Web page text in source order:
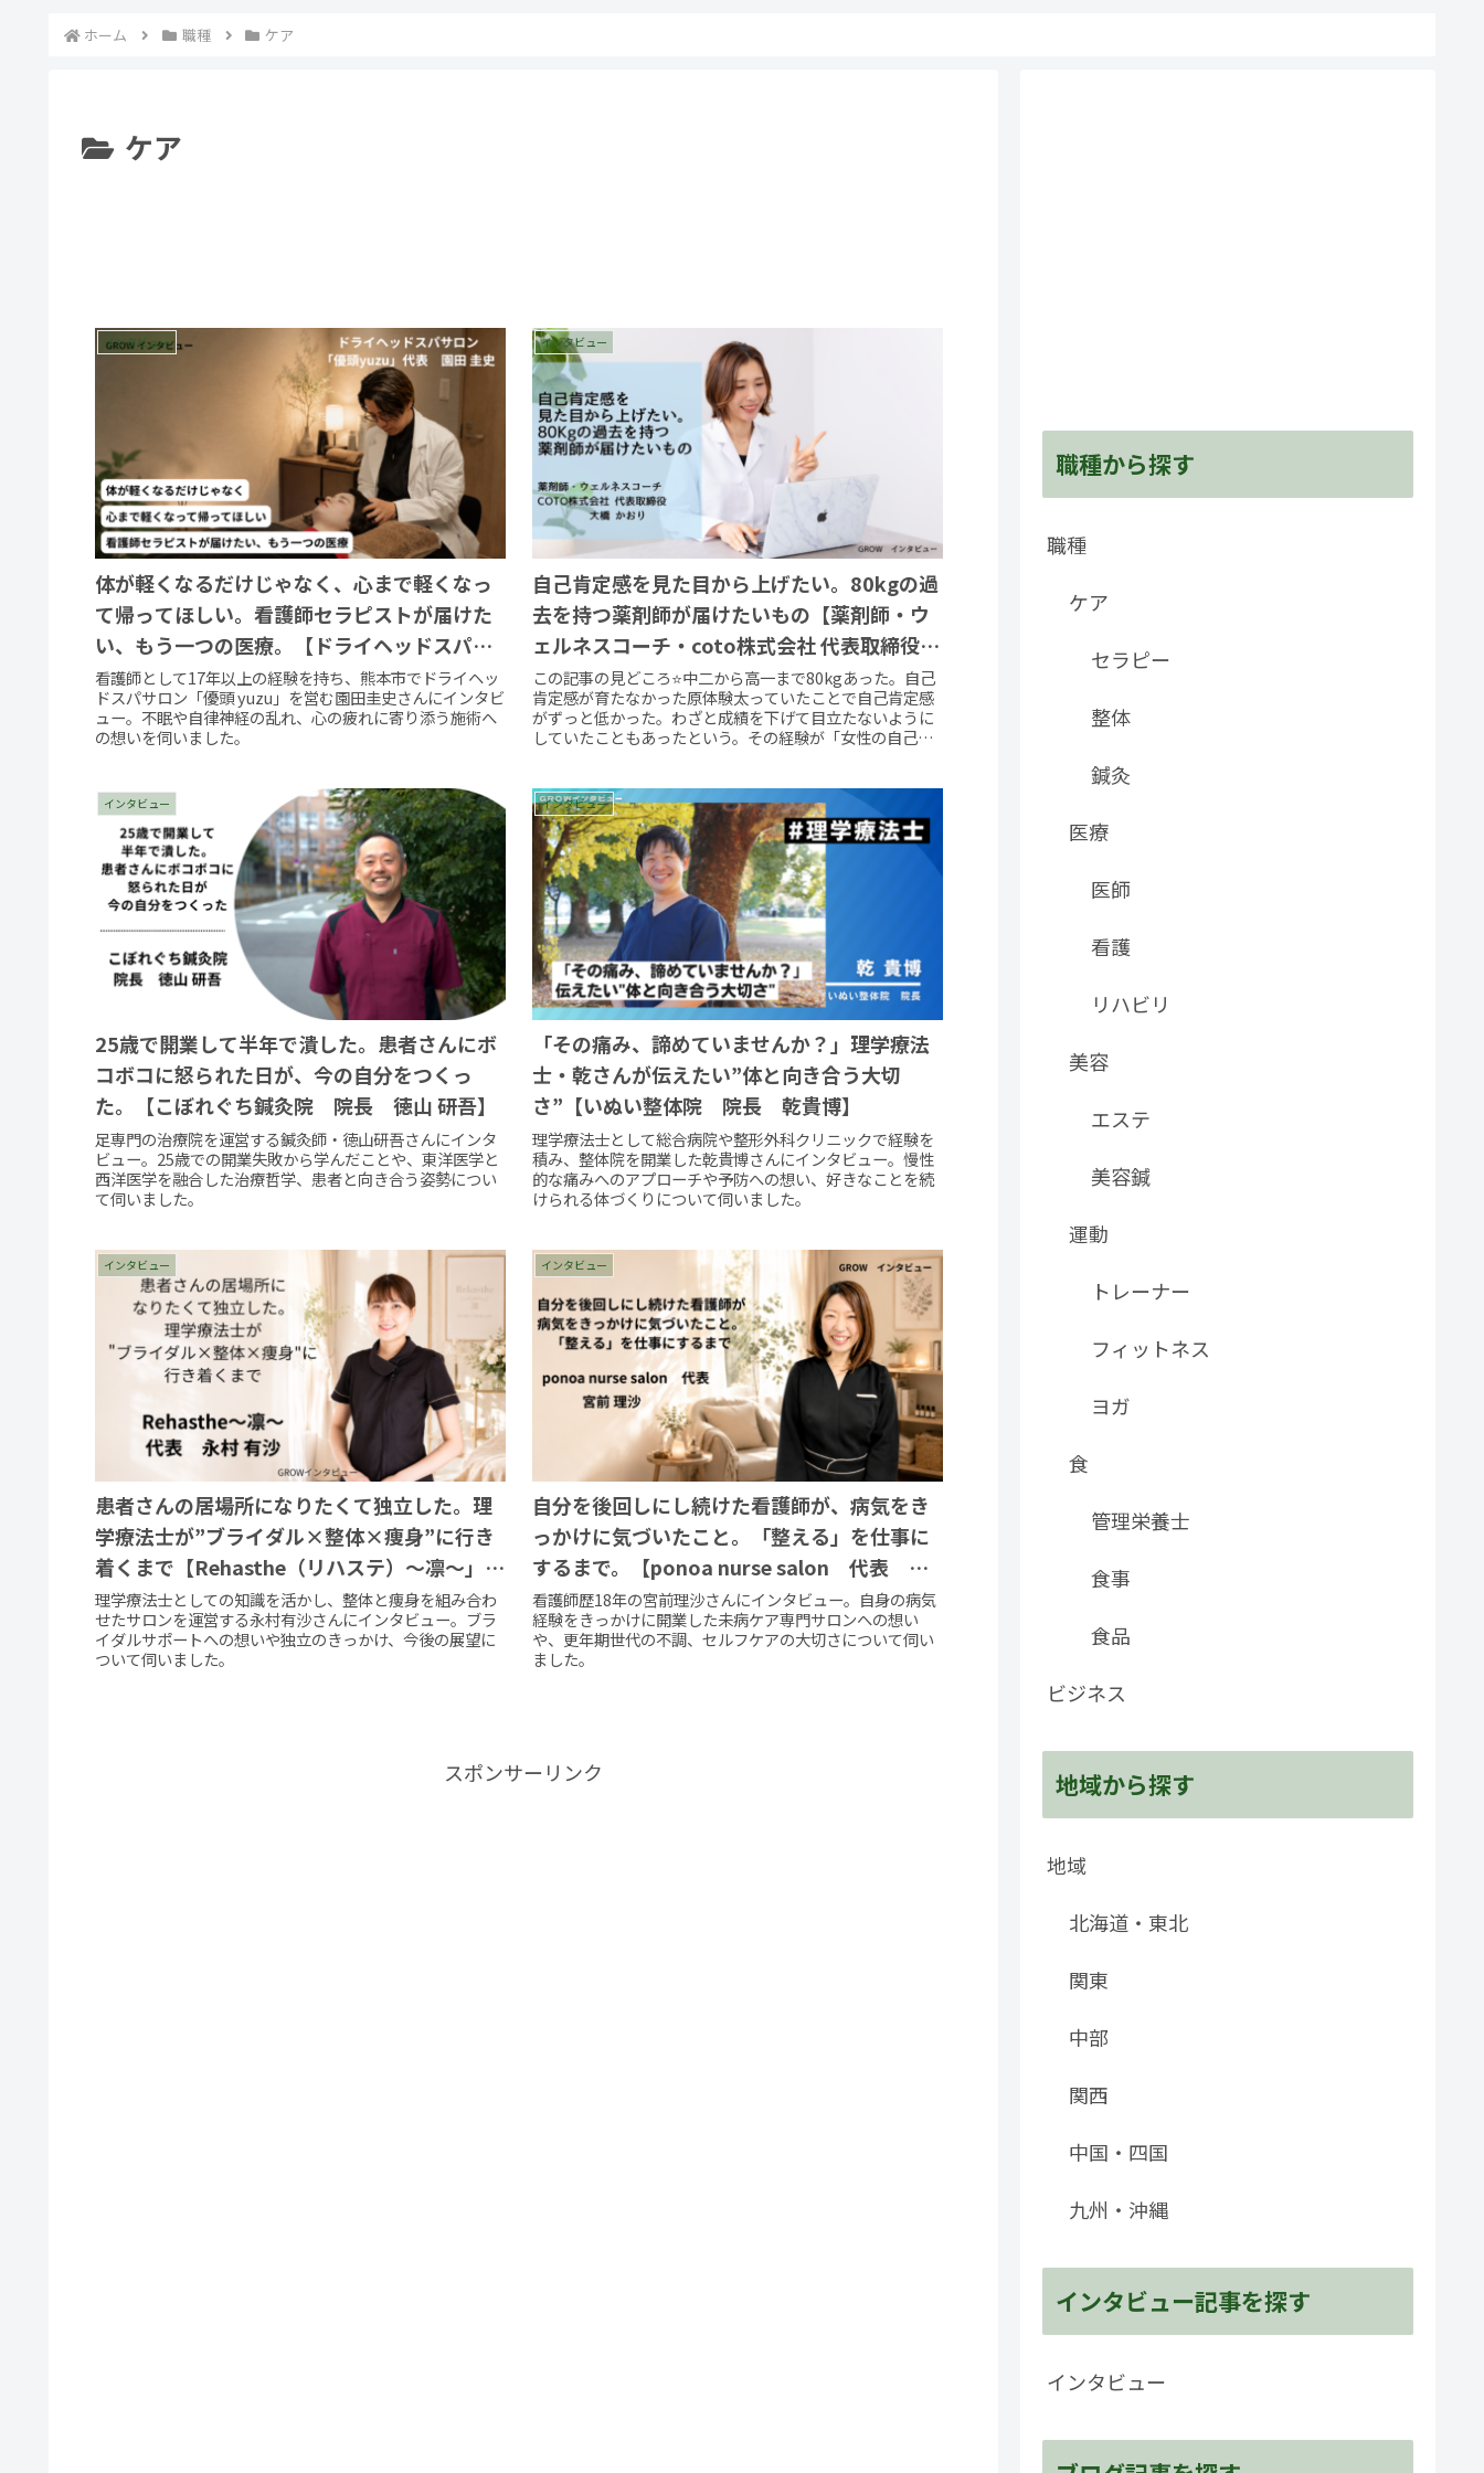
ホーム 職種 ケア
ケア
インタビュー
体が軽くなるだけじゃなく、心まで軽くなっ
て帰ってほしい。看護師セラピストが届けた
い、もう一つの医療。【ドライヘッドスパサ
ロン「優頭yuzu」 園田 圭史】
看護師として17年以上の経験を持ち、熊本市でドライヘッ
ドスパサロン「優頭 yuzu」を営む園田圭史さんにインタビ
ュー。不眠や自律神経の乱れ、心の疲れに寄り添う施術へ
の想いを伺いました。
インタビュー
自己肯定感を見た目から上げたい。80kgの過
去を持つ薬剤師が届けたいもの【薬剤師・ウ
ェルネスコーチ・coto株式会社 代表取締役
大橋 かおり】
この記事の見どころ⭐️中二から高一まで80kgあった。自己
肯定感が育たなかった原体験太っていたことで自己肯定感
がずっと低かった。わざと成績を下げて目立たないように
していたこともあったという。その経験が「女性の自己肯
インタビュー
25歳で開業して半年で潰した。患者さんにボ
コボコに怒られた日が、今の自分をつくっ
た。【こぼれぐち鍼灸院 院長 徳山 研吾】
足専門の治療院を運営する鍼灸師・徳山研吾さんにインタ
ビュー。25歳での開業失敗から学んだことや、東洋医学と
西洋医学を融合した治療哲学、患者と向き合う姿勢につい
て伺いました。
インタビュー
「その痛み、諦めていませんか？」理学療法
士・乾さんが伝えたい”体と向き合う大切
さ”【いぬい整体院 院長 乾貴博】
理学療法士として総合病院や整形外科クリニックで経験を
積み、整体院を開業した乾貴博さんにインタビュー。慢性
的な痛みへのアプローチや予防への想い、好きなことを続
けられる体づくりについて伺いました。
インタビュー
患者さんの居場所になりたくて独立した。理
学療法士が”ブライダル×整体×痩身”に行き
着くまで【Rehasthe（リハステ）〜凛〜」代
表 永村 有沙】
理学療法士としての知識を活かし、整体と痩身を組み合わ
せたサロンを運営する永村有沙さんにインタビュー。ブラ
イダルサポートへの想いや独立のきっかけ、今後の展望に
ついて伺いました。
インタビュー
自分を後回しにし続けた看護師が、病気をき
っかけに気づいたこと。「整える」を仕事に
するまで。【ponoa nurse salon 代表 宮
前 理沙】
看護師歴18年の宮前理沙さんにインタビュー。自身の病気
経験をきっかけに開業した未病ケア専門サロンへの想い
や、更年期世代の不調、セルフケアの大切さについて伺い
ました。
スポンサーリンク
職種から探す
職種
ケア
セラピー
整体
鍼灸
医療
医師
看護
リハビリ
美容
エステ
美容鍼
運動
トレーナー
フィットネス
ヨガ
食
管理栄養士
食事
食品
ビジネス
地域から探す
地域
北海道・東北
関東
中部
関西
中国・四国
九州・沖縄
インタビュー記事を探す
インタビュー